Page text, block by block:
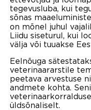
tegevusluba, kui
sõnas
on mõnel juhul
Liidu siseturul, kui
välja või tuuakse
Eelnõuga
veterinaararstile
peetava arvestuse
andmete kohta.
üldsõnaliselt.